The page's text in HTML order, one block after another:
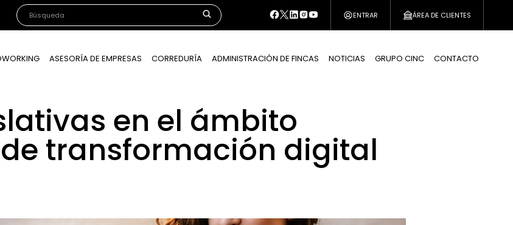
ENTRAR ÁREA DE CLIENTES
ASESORÍA DE EMPRESAS CORREDURÍA ADMINISTRACIÓN DE FINCAS NOTICIAS GRUPO CINC CONTACTO
en el ámbito
transformación digital